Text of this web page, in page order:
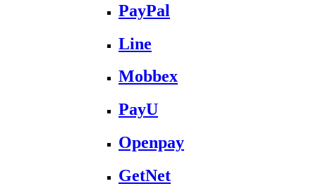
PayPal
Line
Mobbex
PayU
Openpay
GetNet